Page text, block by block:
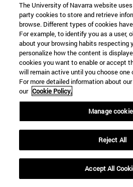
22 SEP
FUNCIÓN Y FICCIÓN.
Más información
The University of Navarra website
party cookies to store and retrieve
browse. Different types of cookies
For example, to identify you as a user,
about your browsing habits respecting
personalize how the content is
cookies you want to enable or accept
will remain active until you choose
For more detailed information about
our Cookie Policy.
Manage
Reject All
Accept All